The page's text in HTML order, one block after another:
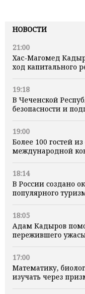
НОВОСТИ
21:00
Хас-Магомед
ход капитального
19:18
В Чеченской
безопасности и
19:00
Более 100 гостей
международной
18:14
В России создано
популярного
18:05
Адам Кадыров
пережившего
17:00
Математику,
изучать через